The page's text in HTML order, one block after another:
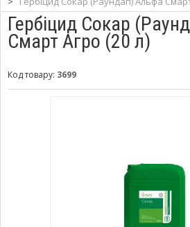
Гербіцид Сокар
Смарт Агро (20 л)
Код товару: 3699